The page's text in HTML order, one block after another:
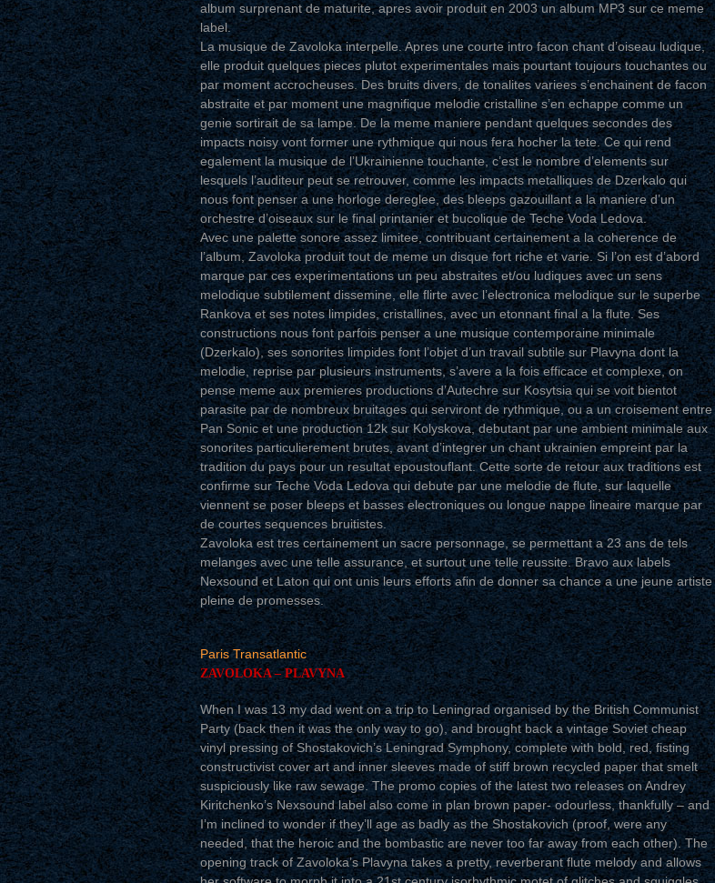
album surprenant de maturite, apres avoir produit en 2003 un album MP3 sur ce meme
label.
La musique de Zavoloka interpelle. Apres une courte intro facon chant d’oiseau ludique,
elle produit quelques pieces plutot experimentales mais pourtant toujours touchantes ou
par moment accrocheuses. Des bruits divers, de tonalites variees s’enchainent de facon
abstraite et par moment une magnifique melodie cristalline s’en echappe comme un
genie sortirait de sa lampe. De la meme maniere pendant quelques secondes des
impacts noisy vont former une rythmique qui nous fera hocher la tete. Ce qui rend
egalement la musique de l’Ukrainienne touchante, c’est le nombre d’elements sur
lesquels l’auditeur peut se retrouver, comme les impacts metalliques de Dzerkalo qui
nous font penser a une horloge dereglee, des bleeps gazouillant a la maniere d’un
orchestre d’oiseaux sur le final printanier et bucolique de Teche Voda Ledova.
Avec une palette sonore assez limitee, contribuant certainement a la coherence de
l’album, Zavoloka produit tout de meme un disque fort riche et varie. Si l’on est d’abord
marque par ces experimentations un peu abstraites et/ou ludiques avec un sens
melodique subtilement dissemine, elle flirte avec l’electronica melodique sur le superbe
Rankova et ses notes limpides, cristallines, avec un etonnant final a la flute. Ses
constructions nous font parfois penser a une musique contemporaine minimale
(Dzerkalo), ses sonorites limpides font l’objet d’un travail subtile sur Plavyna dont la
melodie, reprise par plusieurs instruments, s’avere a la fois efficace et complexe, on
pense meme aux premieres productions d’Autechre sur Kosytsia qui se voit bientot
parasite par de nombreux bruitages qui serviront de rythmique, ou a un croisement entre
Pan Sonic et une production 12k sur Kolyskova, debutant par une ambient minimale aux
sonorites particulierement brutes, avant d’integrer un chant ukrainien empreint par la
tradition du pays pour un resultat epoustouflant. Cette sorte de retour aux traditions est
confirme sur Teche Voda Ledova qui debute par une melodie de flute, sur laquelle
viennent se poser bleeps et basses electroniques ou longue nappe lineaire marque par
de courtes sequences bruitistes.
Zavoloka est tres certainement un sacre personnage, se permettant a 23 ans de tels
melanges avec une telle assurance, et surtout une telle reussite. Bravo aux labels
Nexsound et Laton qui ont unis leurs efforts afin de donner sa chance a une jeune artiste
pleine de promesses.
Paris Transatlantic
ZAVOLOKA – PLAVYNA
When I was 13 my dad went on a trip to Leningrad organised by the British Communist
Party (back then it was the only way to go), and brought back a vintage Soviet cheap
vinyl pressing of Shostakovich’s Leningrad Symphony, complete with bold, red, fisting
constructivist cover art and inner sleeves made of stiff brown recycled paper that smelt
suspiciously like raw sewage. The promo copies of the latest two releases on Andrey
Kiritchenko’s Nexsound label also come in plan brown paper- odourless, thankfully – and
I’m inclined to wonder if they’ll age as badly as the Shostakovich (proof, were any
needed, that the heroic and the bombastic are never too far away from each other). The
opening track of Zavoloka’s Plavyna takes a pretty, reverberant flute melody and allows